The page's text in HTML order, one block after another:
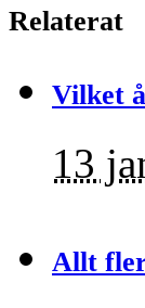
Relaterat
Vilket
13
Allt